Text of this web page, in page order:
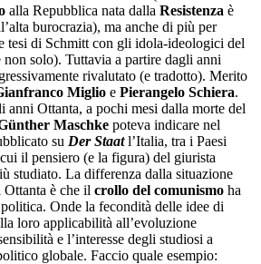
alla Repubblica nata dalla Resistenza è
burocrazia), ma anche di più per
tesi di Schmitt con gli idola-ideologici del
solo). Tuttavia a partire dagli anni
rivalutato (e tradotto). Merito
Miglio e Pierangelo Schiera.
anni Ottanta, a pochi mesi dalla morte del
Maschke poteva indicare nel
su Der Staatl’Italia, tra i Paesi
il pensiero (e la figura) del giurista
studiato. La differenza dalla situazione
è che il crollo del comunismo ha
Onde la fecondità delle idee di
loro applicabilità all’evoluzione
e l’interesse degli studiosi a
globale. Faccio quale esempio: